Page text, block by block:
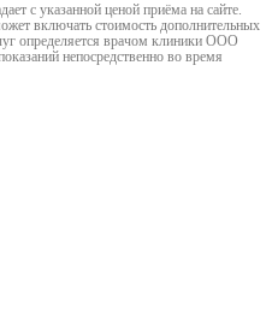
с указанной ценой приёма на сайте.
включать стоимость дополнительных
определяется врачом клиники ООО
непосредственно во время